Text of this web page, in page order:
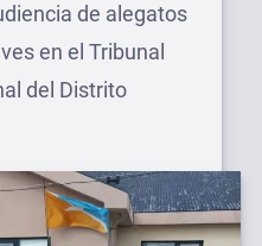
de alegatos
en el Tribunal
del Distrito